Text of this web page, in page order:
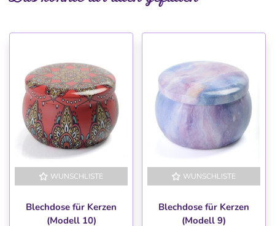
WUNSCHLISTE
Blechdose für Kerzen
(Modell 10)
WUNSCHLISTE
Blechdose für Kerzen
(Modell 9)